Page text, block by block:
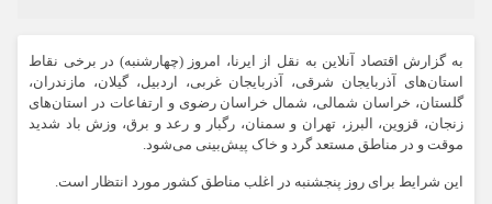
به گزارش اقتصاد آنلاین به نقل از ایرنا، امروز (چهارشنبه) در برخی نقاط
استان‌های آذربایجان شرقی، آذربایجان غربی، اردبیل، گیلان، مازندران،
گلستان، خراسان شمالی، شمال خراسان رضوی و ارتفاعات در استان‌های
زنجان، قزوین، البرز، تهران و سمنان، رگبار و رعد و برق، وزش باد شدید
موقت و در مناطق مستعد گرد و خاک پیش‌بینی می‌شود.
این شرایط برای روز پنجشنبه در اغلب مناطق کشور مورد انتظار است.